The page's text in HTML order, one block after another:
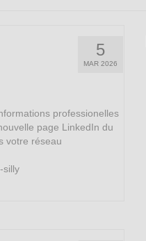
5
MAR 2026
professionelles
page LinkedIn du
votre réseau
silly